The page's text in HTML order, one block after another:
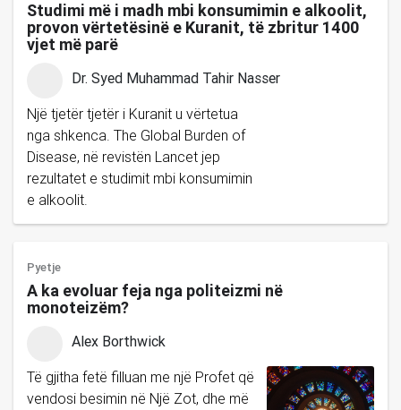
Studimi më i madh mbi konsumimin e alkoolit,
provon vërtetësinë e Kuranit, të zbritur 1400
vjet më parë
Dr. Syed Muhammad Tahir Nasser
Një tjetër tjetër i Kuranit u vërtetua
nga shkenca. The Global Burden of
Disease, në revistën Lancet jep
rezultatet e studimit mbi konsumimin
e alkoolit.
Pyetje
A ka evoluar feja nga politeizmi në
monoteizëm?
Alex Borthwick
Të gjitha fetë filluan me një Profet që
vendosi besimin në Një Zot, dhe më